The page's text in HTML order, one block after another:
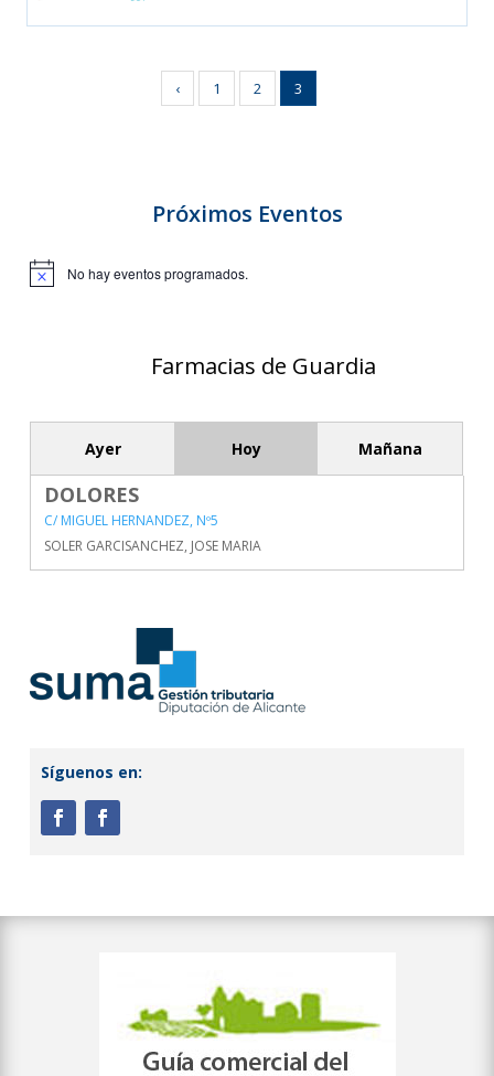
‹ 1 2 3
Próximos Eventos
A
No hay eventos programados.
Farmacias de Guardia
Ayer Hoy Mañana
DOLORES
C/ MIGUEL HERNANDEZ, Nº5
SOLER GARCISANCHEZ, JOSE MARIA
Síguenos en: